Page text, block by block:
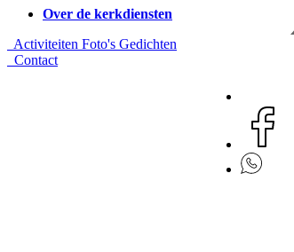
Over de kerkdiensten
Activiteiten Foto's Gedichten
Contact